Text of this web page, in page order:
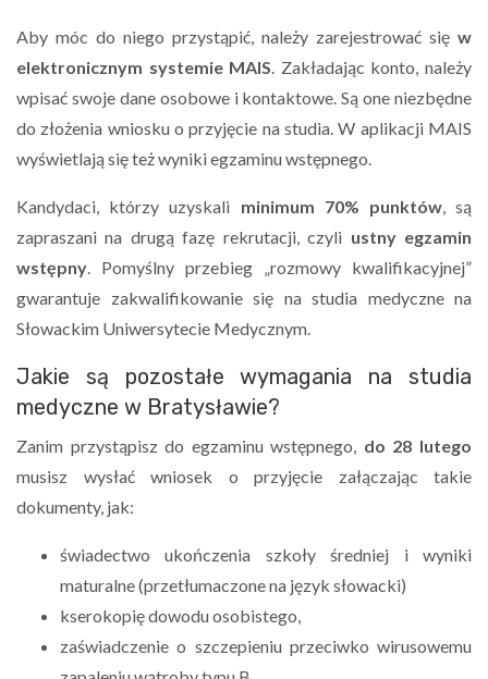
Aby móc do niego przystąpić, należy zarejestrować się w
elektronicznym systemie MAIS . Zakładając konto, należy
wpisać swoje dane osobowe i kontaktowe. Są one niezbędne
do złożenia wniosku o przyjęcie na studia. W aplikacji MAIS
wyświetlają się też wyniki egzaminu wstępnego.
Kandydaci, którzy uzyskali minimum 70% punktów, są
zapraszani na drugą fazę rekrutacji, czyli ustny egzamin
wstępny . Pomyślny przebieg „rozmowy kwalifikacyjnej”
gwarantuje zakwalifikowanie się na studia medyczne na
Słowackim Uniwersytecie Medycznym.
Jakie są pozostałe wymagania na studia
medyczne w Bratysławie?
Zanim przystąpisz do egzaminu wstępnego, do 28 lutego
musisz wysłać wniosek o przyjęcie załączając takie
dokumenty, jak:
świadectwo ukończenia szkoły średniej i wyniki
maturalne (przetłumaczone na język słowacki)
kserokopię dowodu osobistego,
zaświadczenie o szczepieniu przeciwko wirusowemu